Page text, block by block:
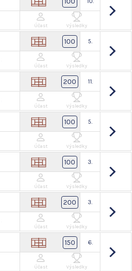
Účast Výsledky
100 5.
Účast Výsledky
200 11.
Účast Výsledky
100 5.
Účast Výsledky
100 3.
Účast Výsledky
200 3.
Účast Výsledky
150 6.
Účast Výsledky